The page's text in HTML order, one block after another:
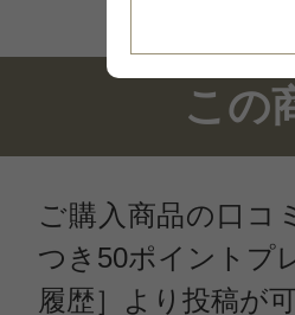
この
ご購入商品の口コ
つき50ポイントプ
履歴］より投稿が